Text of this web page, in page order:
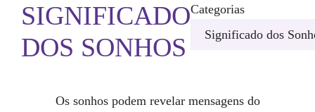
SIGNIFICADO
DOS SONHOS
Categorias
Os sonhos podem revelar mensagens do